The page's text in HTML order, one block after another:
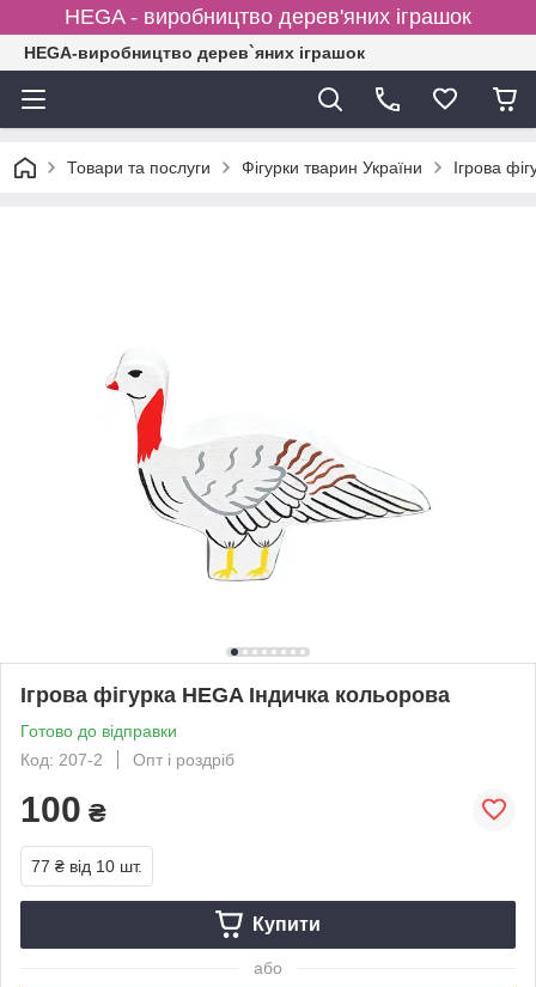
HEGA - виробництво дерев'яних іграшок
HEGA-виробництво дерев`яних іграшок
Товари та послуги Фігурки тварин України Ігрова
Ігрова фігурка HEGA Індичка кольорова
Готово до відправки
Код: 207-2
Опт і роздріб
100 ₴
77 ₴ від 10 шт.
Купити
або